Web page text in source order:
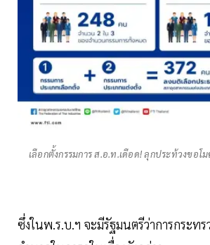
เลือกตั้งกรรมการ ส.อ.ท.เดือด! ลุกประท้วงขอโ
ซึ่งในพ.ร.บ.ฯ จะมีรัฐมนตรีว่าการกระท